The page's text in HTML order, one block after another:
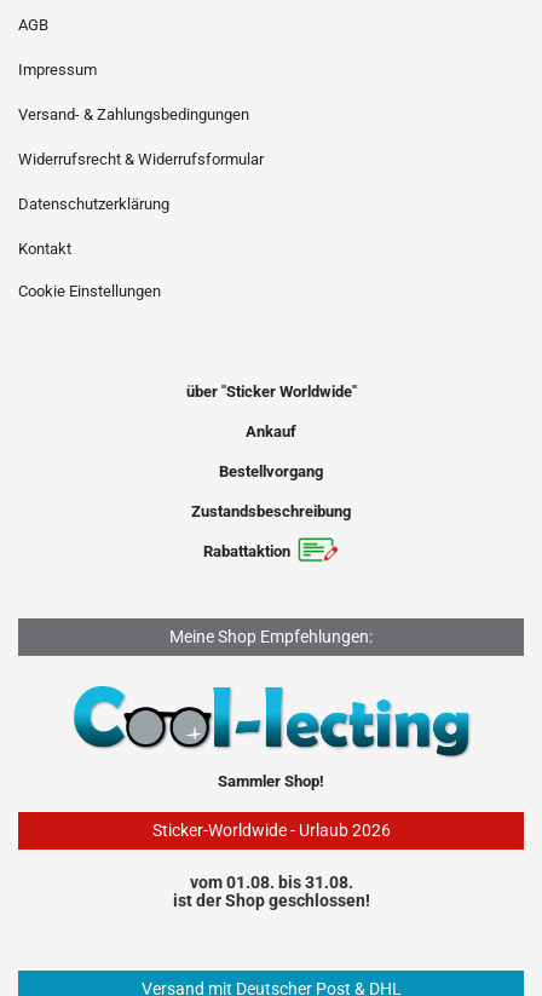
AGB
Impressum
Versand- & Zahlungsbedingungen
Widerrufsrecht & Widerrufsformular
Datenschutzerklärung
Kontakt
Cookie Einstellungen
über "Sticker Worldwide"
Ankauf
Bestellvorgang
Zustandsbeschreibung
Rabattaktion
Meine Shop Empfehlungen:
Sammler Shop!
Sticker-Worldwide - Urlaub 2026
vom 01.08. bis 31.08.
ist der Shop geschlossen!
Versand mit Deutscher Post & DHL